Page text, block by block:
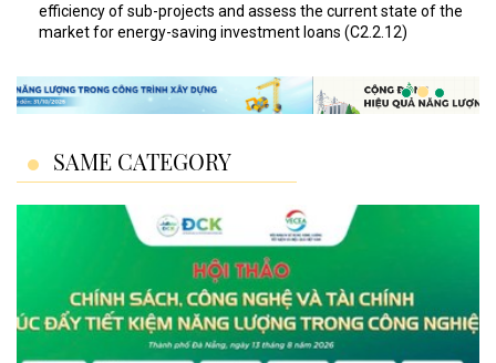
efficiency of sub-projects and assess the current state of the
market for energy-saving investment loans (C2.2.12)
SAME CATEGORY